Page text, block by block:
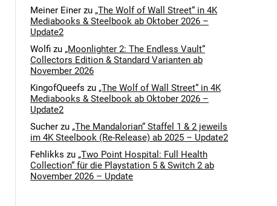
Meiner Einer zu „The Wolf of Wall Street“ in 4K
Mediabooks & Steelbook ab Oktober 2026 –
Update2
Wolfi zu „Moonlighter 2: The Endless Vault“
Collectors Edition & Standard Varianten ab
November 2026
KingofQueefs zu „The Wolf of Wall Street“ in 4K
Mediabooks & Steelbook ab Oktober 2026 –
Update2
Sucher zu „The Mandalorian“ Staffel 1 & 2 jeweils
im 4K Steelbook (Re-Release) ab 2025 – Update2
Fehlikks zu „Two Point Hospital: Full Health
Collection“ für die Playstation 5 & Switch 2 ab
November 2026 – Update